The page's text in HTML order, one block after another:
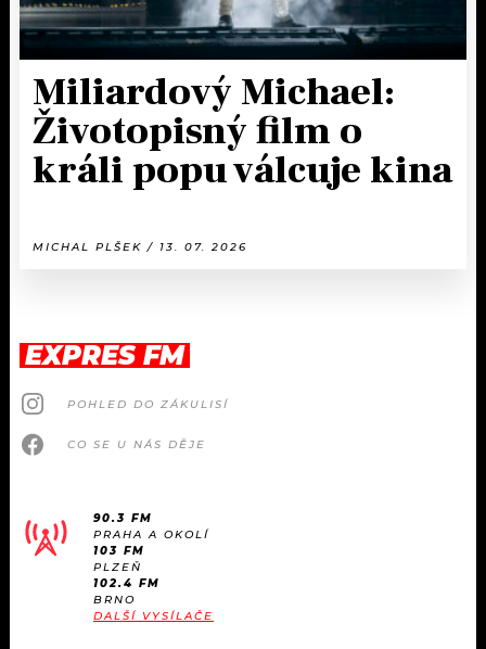
Miliardový Michael:
Životopisný film o
králi popu válcuje kina
MICHAL PLŠEK / 13. 07. 2026
EXPRES FM
POHLED DO ZÁKULISÍ
CO SE U NÁS DĚJE
90.3 FM
PRAHA A OKOLÍ
103 FM
PLZEŇ
102.4 FM
BRNO
DALŠÍ VYSÍLAČE